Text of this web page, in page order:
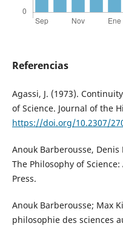
Referencias
Agassi, J. (1973).
of Science. Journal of the
https://doi.org/10.2307/
Anouk Barberousse, Denis
The Philosophy of
Press.
Anouk Barberousse; Max
philosophie des sciences